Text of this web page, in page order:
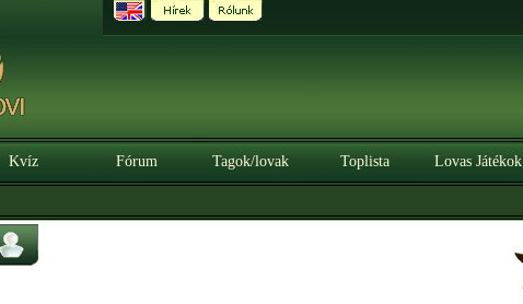
Kvíz Fórum Tagok/lovak Toplista Lovas Játékok